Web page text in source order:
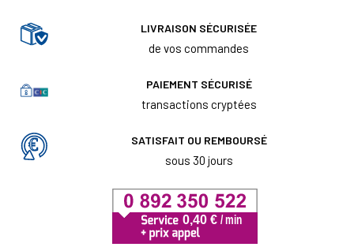
LIVRAISON SÉCURISÉE
de vos commandes
PAIEMENT SÉCURISÉ
transactions cryptées
SATISFAIT OU REMBOURSÉ
sous 30 jours